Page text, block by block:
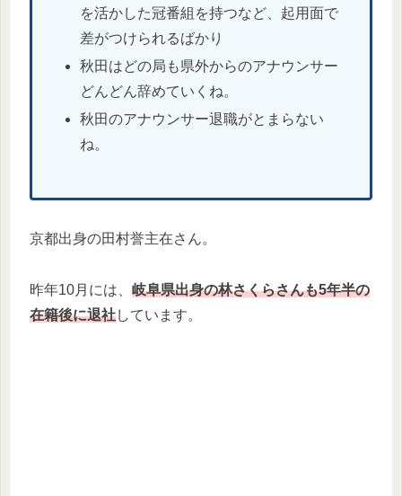
を活かした冠番組を持つなど、起用面で
差がつけられるばかり
秋田はどの局も県外からのアナウンサー
どんどん辞めていくね。
秋田のアナウンサー退職がとまらない
ね。
京都出身の田村誉主在さん。
昨年10月には、 岐阜県出身の林さくらさんも5年半の
在籍後に退社しています。